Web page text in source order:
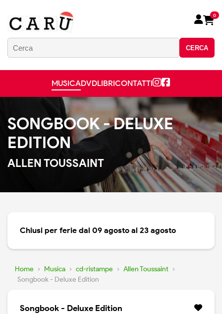
CERCA
0
MUSICADVDLIBRICONTATTI
SONGBOOK - DELUXE
EDITION
ALLEN TOUSSAINT
Chiusi per ferie dal 09 agosto al 23 agosto
Home › Musica › cd-ristampe › Allen Toussaint ›
Songbook - Deluxe Edition
Songbook - Deluxe Edition